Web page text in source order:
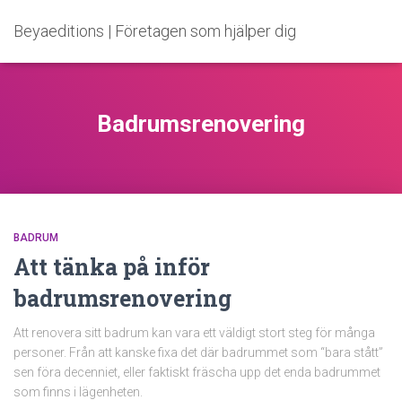
Beyaeditions | Företagen som hjälper dig
Badrumsrenovering
BADRUM
Att tänka på inför
badrumsrenovering
Att renovera sitt badrum kan vara ett väldigt stort steg för många
personer. Från att kanske fixa det där badrummet som “bara stått”
sen föra decenniet, eller faktiskt fräscha upp det enda badrummet
som finns i lägenheten.